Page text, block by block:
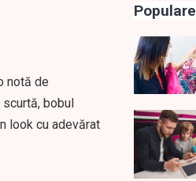
notă de
bobul
look cu adevărat
Populare